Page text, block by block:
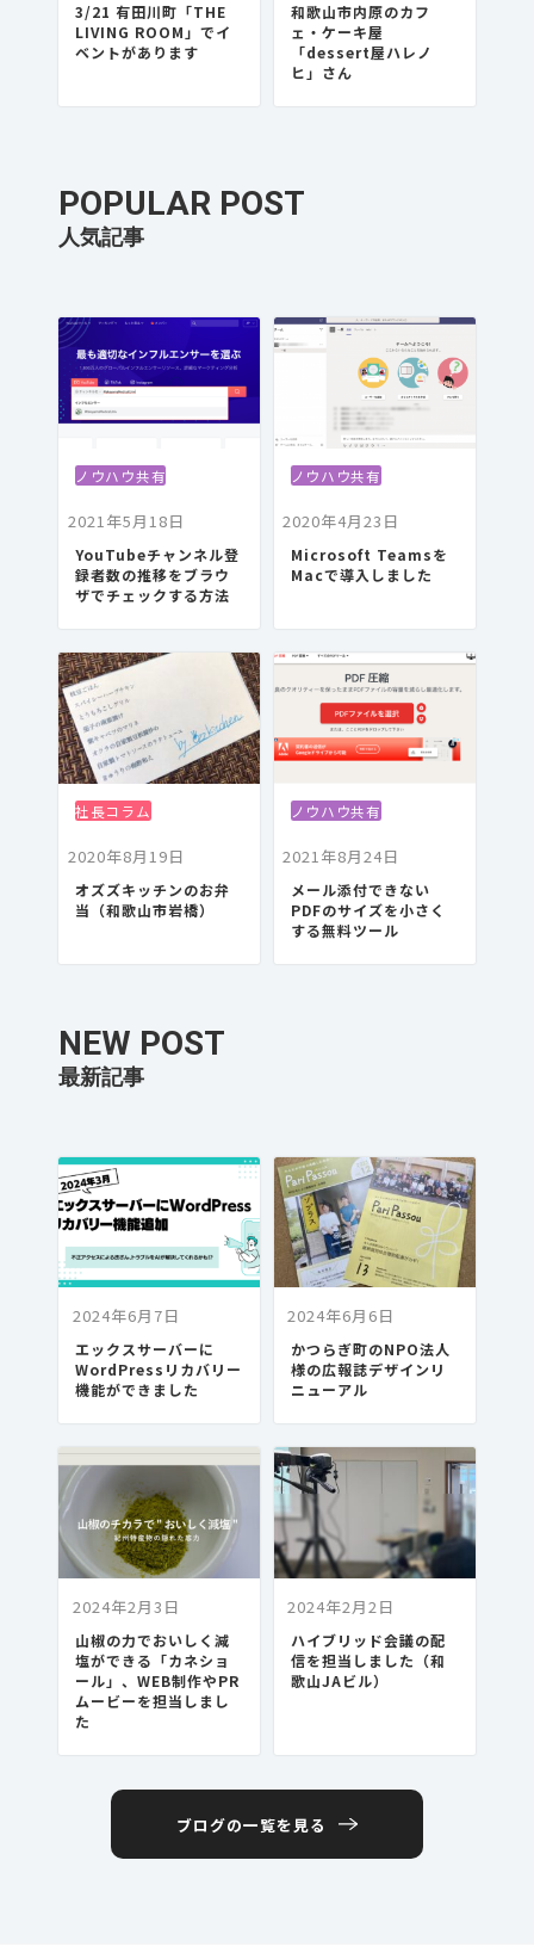
3/21 有田川町「THE
LIVING ROOM」でイ
ベントがあります
和歌山市内原のカフ
ェ・ケーキ屋
「dessert屋ハレノ
ヒ」さん
POPULAR POST
ノウハウ共有
2021年5月18日
YouTubeチャンネル登
録者数の推移をブラウ
ザでチェックする方法
ノウハウ共有
2020年4月23日
Microsoft Teamsを
Macで導入しました
社長コラム
2020年8月19日
オズズキッチンのお弁
当（和歌山市岩橋）
ノウハウ共有
2021年8月24日
メール添付できない
PDFのサイズを小さく
する無料ツール
NEW POST
2024年6月7日
エックスサーバーに
WordPressリカバリー
機能ができました
2024年6月6日
かつらぎ町のNPO法人
様の広報誌デザインリ
ニューアル
2024年2月3日
山椒の力でおいしく減
塩ができる「カネショ
ール」、WEB制作やPR
ムービーを担当しまし
た
2024年2月2日
ハイブリッド会議の配
信を担当しました（和
歌山JAビル）
ブログの一覧を見る